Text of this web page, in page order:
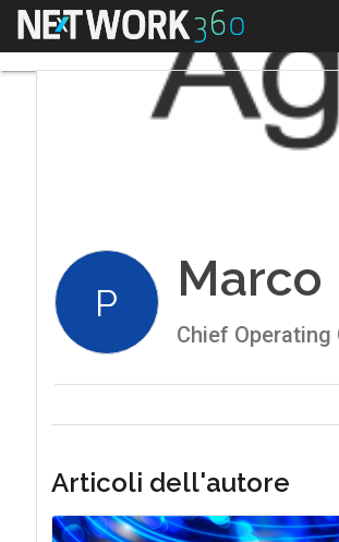
Menu
P Marco
Chief
Articoli dell'autore